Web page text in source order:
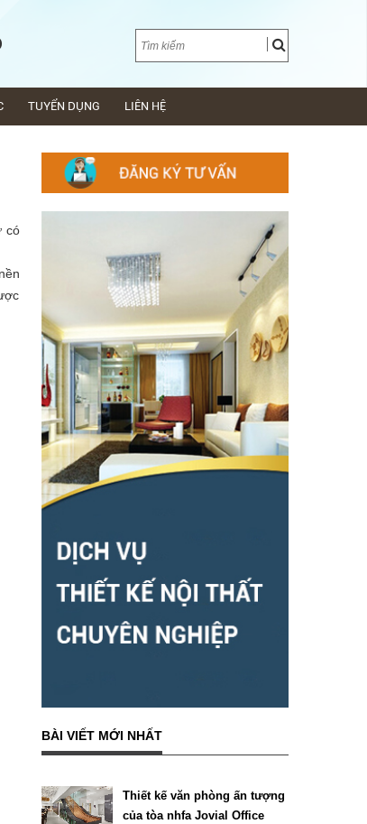
TUYỂN DỤNG LIÊN HỆ
có
BÀI VIẾT MỚI NHẤT
Thiết kế văn phòng ấn tượng
của tòa nhfa Jovial Office